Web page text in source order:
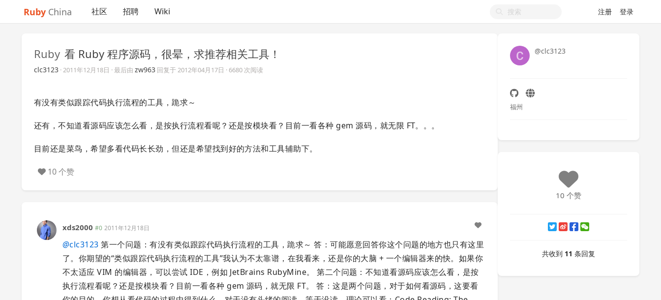
Ruby China 社区 招聘 Wiki 注册 登录
Ruby 看 Ruby 程序源码，很晕，求推荐相关工具！
clc3123 ·2011年12月18日 · 最后由 zw963 回复于2012年04月17日 · 6680 次阅读
有没有类似跟踪代码执行流程的工具，跪求～
还有，不知道看源码应该怎么看，是按执行流程看呢？还是按模块看？目前一看各种 gem 源码，就无限 FT。。。
目前还是菜鸟，希望多看代码长长劲，但还是希望找到好的方法和工具辅助下。
10 个赞
xds2000 #0 2011年12月18日
@clc3123 第一个问题：有没有类似跟踪代码执行流程的工具，跪求～ 答：可能愿意回答你这个问题的地方也只有这里
了。你期望的“类似跟踪代码执行流程的工具”我认为不太靠谱，在我看来，还是你的大脑 + 一个编辑器来的快。如果你
不太适应 VIM 的编辑器，可以尝试 IDE，例如 JetBrains RubyMine。 第二个问题：不知道看源码应该怎么看，是按
执行流程看呢？还是按模块看？目前一看各种 gem 源码，就无限 FT。 答：这是两个问题，对于如何看源码，这要看
@clc3123
福州
10 个赞
共收到 11 条回复